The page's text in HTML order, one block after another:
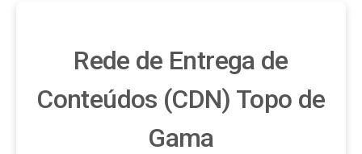
Rede de Entrega de
Conteúdos (CDN) Topo de
Gama